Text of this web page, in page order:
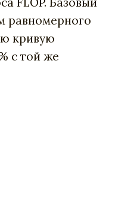
равномерного
кривую
с той же